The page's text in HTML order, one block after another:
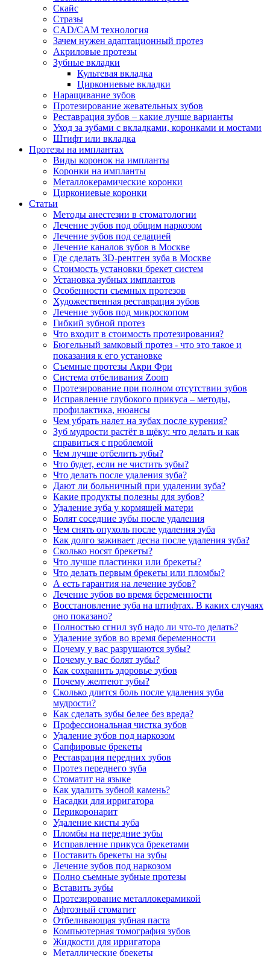
Скайс
Стразы
CAD/CAM технология
Зачем нужен адаптационный протез
Акриловые протезы
Зубные вкладки
Культевая вкладка
Циркониевые вкладки
Наращивание зубов
Протезирование жевательных зубов
Реставрация зубов – какие лучше варианты
Уход за зубами с вкладками, коронками и мостами
Штифт или вкладка
Протезы на имплантах
Виды коронок на импланты
Коронки на импланты
Металлокерамические коронки
Циркониевые коронки
Статьи
Методы анестезии в стоматологии
Лечение зубов под общим наркозом
Лечение зубов под седацией
Лечение каналов зубов в Москве
Где сделать 3D-рентген зуба в Москве
Стоимость установки брекет систем
Установка зубных имплантов
Особенности съемных протезов
Художественная реставрация зубов
Лечение зубов под микроскопом
Гибкий зубной протез
Что входит в стоимость протезирования?
Бюгельный замковый протез - что это такое и
показания к его установке
Съемные протезы Акри Фри
Система отбеливания Zoom
Протезирование при полном отсутствии зубов
Исправление глубокого прикуса – методы,
профилактика, нюансы
Чем убрать налет на зубах после курения?
Зуб мудрости растёт в щёку: что делать и как
справиться с проблемой
Чем лучше отбелить зубы?
Что будет, если не чистить зубы?
Что делать после удаления зуба?
Дают ли больничный при удалении зуба?
Какие продукты полезны для зубов?
Удаление зуба у кормящей матери
Болят соседние зубы после удаления
Чем снять опухоль после удаления зуба
Как долго заживает десна после удаления зуба?
Сколько носят брекеты?
Что лучше пластинки или брекеты?
Что делать первым брекеты или пломбы?
А есть гарантия на лечение зубов?
Лечение зубов во время беременности
Восстановление зуба на штифтах. В каких случаях
оно показано?
Полностью сгнил зуб надо ли что-то делать?
Удаление зубов во время беременности
Почему у вас разрушаются зубы?
Почему у вас болят зубы?
Как сохранить здоровье зубов
Почему желтеют зубы?
Сколько длится боль после удаления зуба
мудрости?
Как сделать зубы белее без вреда?
Профессиональная чистка зубов
Удаление зубов под наркозом
Сапфировые брекеты
Реставрация передних зубов
Протез переднего зуба
Стоматит на языке
Как удалить зубной камень?
Насадки для ирригатора
Перикоронарит
Удаление кисты зуба
Пломбы на передние зубы
Исправление прикуса брекетами
Поставить брекеты на зубы
Лечение зубов под наркозом
Полно съемные зубные протезы
Вставить зубы
Протезирование металлокерамикой
Афтозный стоматит
Отбеливающая зубная паста
Компьютерная томография зубов
Жидкости для ирригатора
Металлические брекеты